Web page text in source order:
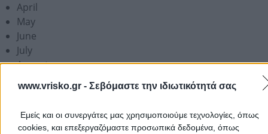
www.vrisko.gr - Σεβόμαστε την ιδιωτικότητά σας
Εμείς και οι συνεργάτες μας χρησιμοποιούμε τεχνολογίες, όπως
cookies, και επεξεργαζόμαστε προσωπικά δεδομένα, όπως
April
May
June
July
August
September
October
December